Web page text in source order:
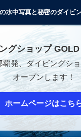
ダイビングショップOPEN
グショップ GOLD
覇発、ダイビングシ
オープンします！
ホームページはこち
水中写真と秘密のダイビ